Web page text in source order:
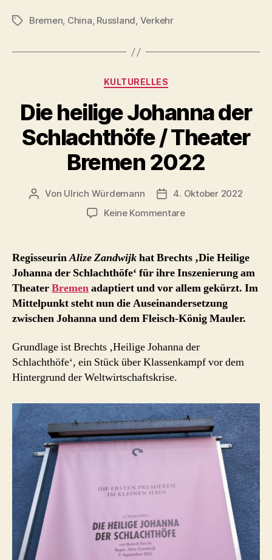
Cosco-
Schlagwörter
Bremen, China, Russland, Verkehr
Kategorien
KULTURELLES
Die heilige Johanna der
Schlachthöfe / Theater
Bremen 2022
Beitragsautor
Von Ulrich Würdemann Beitragsdatum
4. Oktober 2022
Keine Kommentarezu
Johanna
der
Schlachthöfe
/
Theater
Bremen
RegisseurinAlize Zandwijkhat Brechts ‚Die Heilige
Johanna der Schlachthöfe‘ für ihre Inszenierung am
TheaterBremenadaptiert und vor allem gekürzt. Im
Mittelpunkt steht nun die Auseinandersetzung
zwischen Johanna und dem Fleisch-König Mauler.
Grundlage ist Brechts ‚Heilige Johanna der
Schlachthöfe‘, ein Stück über Klassenkampf vor dem
Hintergrund der Weltwirtschaftskrise.